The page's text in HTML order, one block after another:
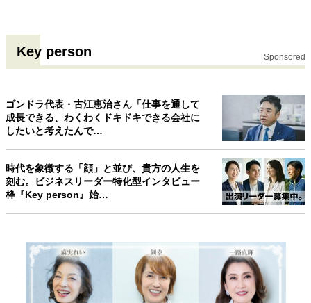
Key person Sponsored
ゴンドラ代表・古江恵治さん「仕事を通して
成長できる、わくわくドキドキできる会社に
したいと考えたんで…
時代を象徴する「顔」と並び、貴方の人生を
刻む。ビジネスリーダー特化型インタビュー
枠『Key person』始…